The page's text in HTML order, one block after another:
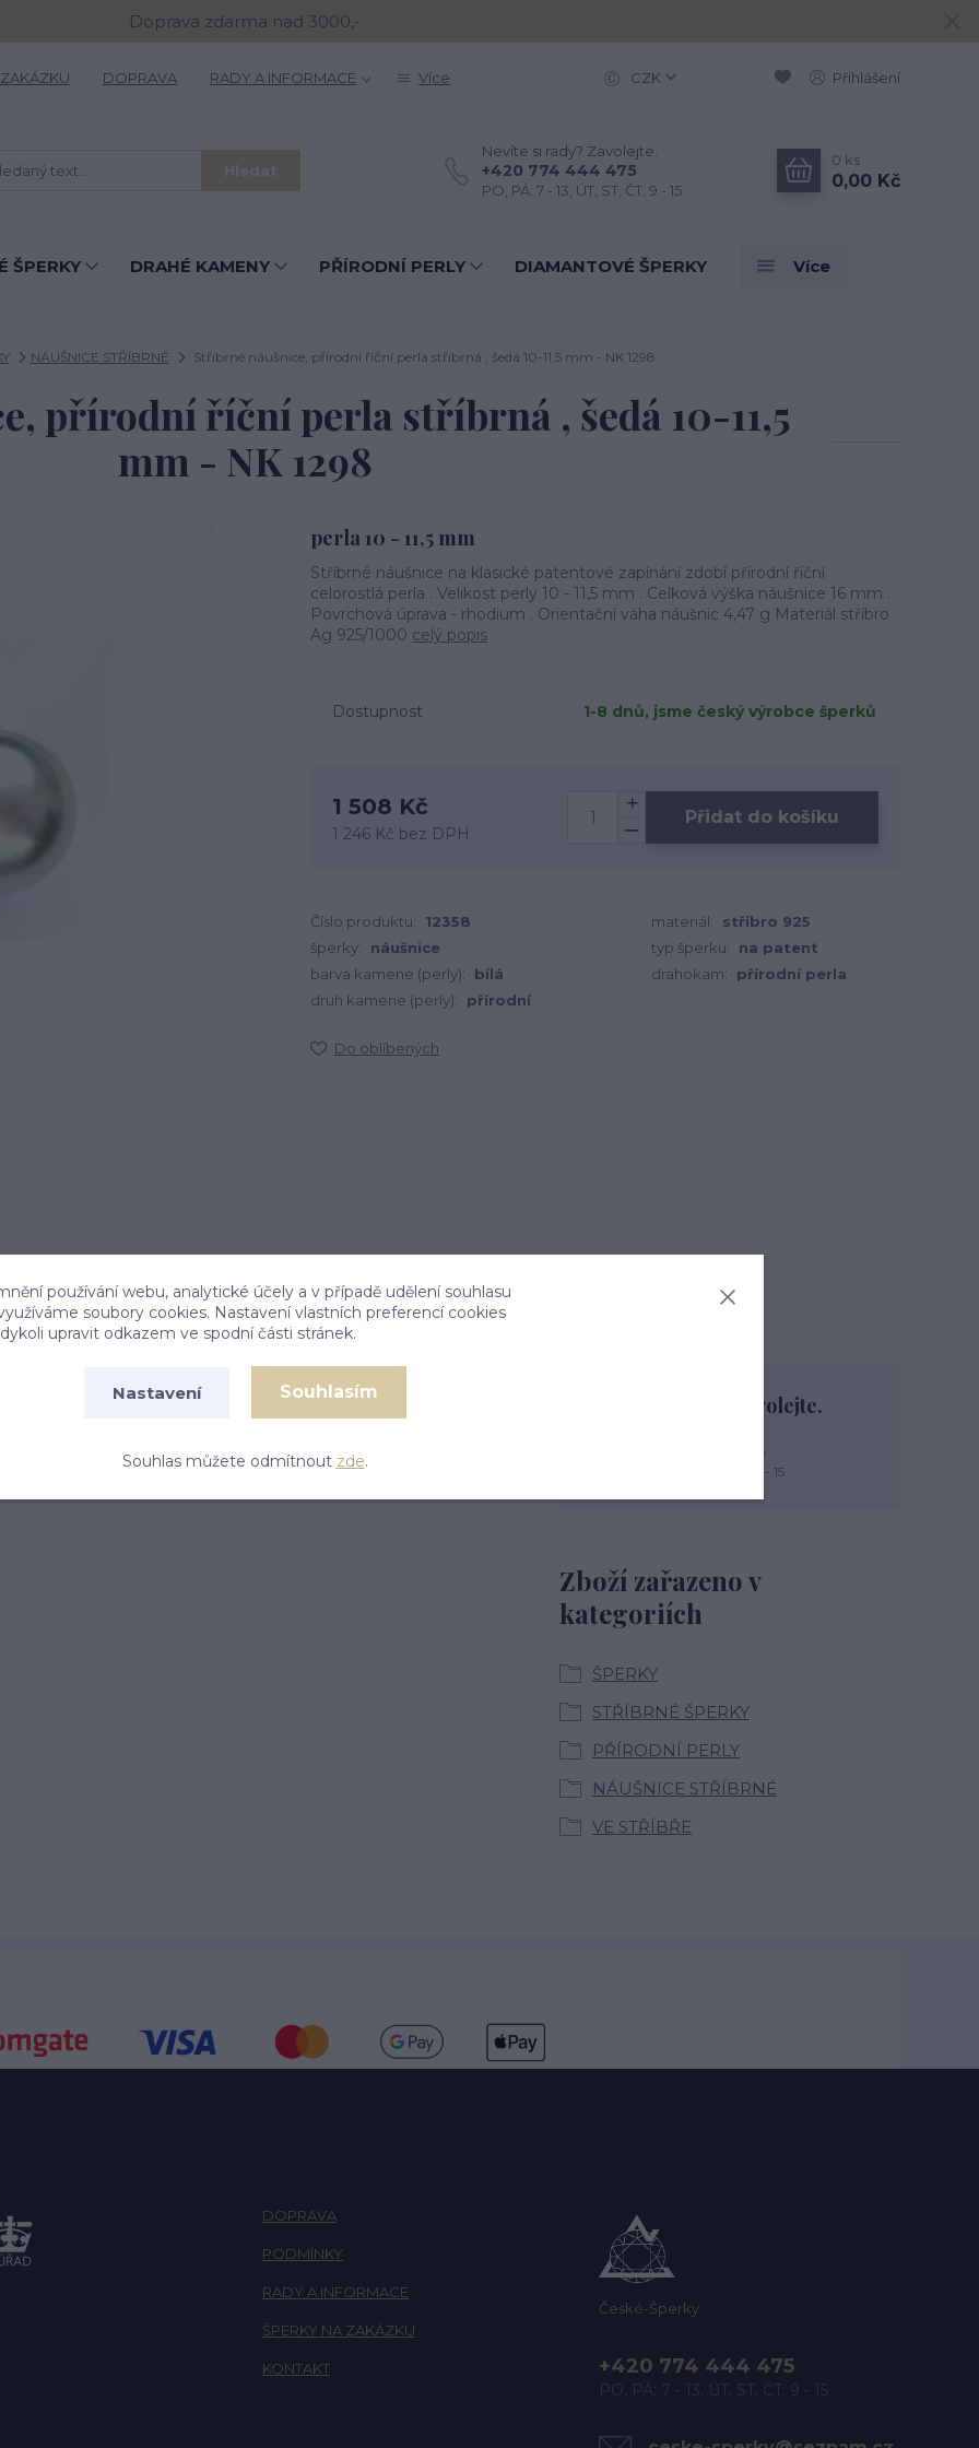
Doprava zdarma nad 3000,-
DOPRAVA RADY A INFORMACE Více CZK Přihlášení
Hledat
Nevíte si rady? Zavolejte.
+420 774 444 475
PO, PÁ: 7 - 13, ÚT, ST, ČT: 9 - 15
0 ks
0,00 Kč
ŠPERKY DRAHÉ KAMENY PŘÍRODNÍ PERLY DIAMANTOVÉ ŠPERKY Více
NÁUŠNICE STŘÍBRNÉ Stříbrné náušnice, přírodní říční perla stříbrná , šedá 10-11,5 mm - NK 1298
přírodní říční perla stříbrná , šedá 10-11,5
mm - NK 1298
perla 10 - 11,5 mm
Stříbrné náušnice na klasické patentové zapínání zdobí přírodní říční
celorostlá perla . Velikost perly 10 - 11,5 mm . Celková výška náušnice 16 mm .
Povrchová úprava - rhodium . Orientační váha náušnic 4,47 g Materiál stříbro
Ag 925/1000 celý popis
Dostupnost 1-8 dnů, jsme český výrobce šperků
1 508 Kč
1 246 Kč bez DPH
Přidat do košíku
Číslo produktu: 12358 materiál:
stříbro 925
šperky:
náušnice typ šperku:
na patent
barva kamene (perly):
bílá drahokam:
přírodní perla
druh kamene (perly):
přírodní
Do oblíbených
zdobí přírodní říční celorostlá perla .
Zboží zařazeno v
kategoriích
ŠPERKY
STŘÍBRNÉ ŠPERKY
PŘÍRODNÍ PERLY
NÁUŠNICE STŘÍBRNÉ
VE STŘÍBŘE
Nevíte si rady? Zavolejte.
+420 774 444 475
PO, PÁ: 7 - 13, ÚT, ST, ČT: 9 - 15
DOPRAVA
PODMÍNKY
RADY A INFORMACE
ŠPERKY NA ZAKÁZKU
KONTAKT
České-Šperky
+420 774 444 475
PO, PÁ: 7 - 13, ÚT, ST, ČT: 9 - 15
používání webu, analytické účely a v případě udělení souhlasu
soubory cookies. Nastavení vlastních preferencí cookies
upravit odkazem ve spodní části stránek.
Nastavení Souhlasím
Souhlas můžete odmítnout zde.